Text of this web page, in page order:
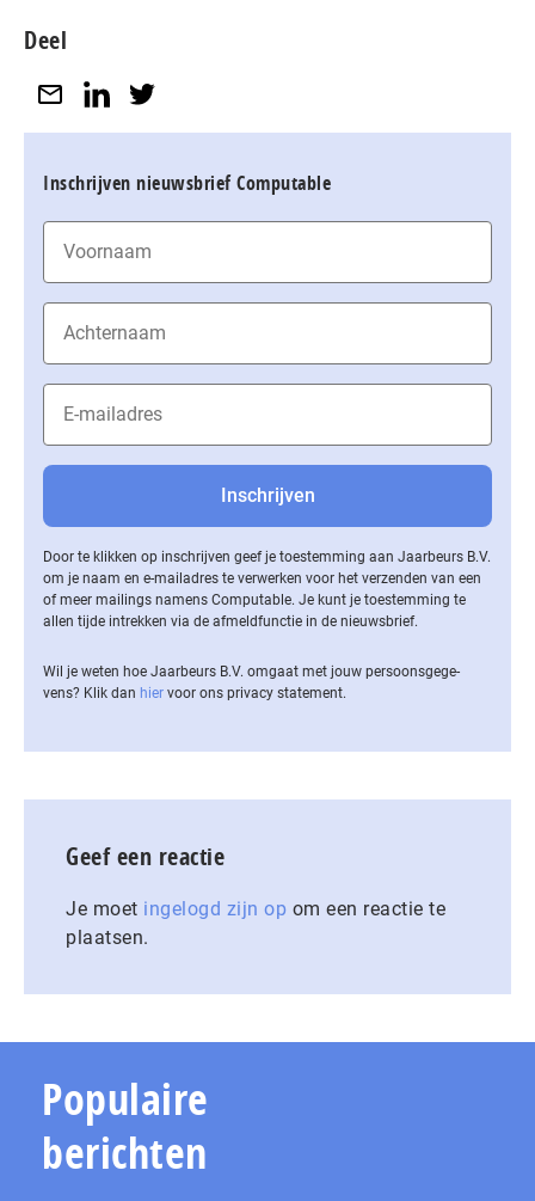
Deel
Inschrijven nieuwsbrief Computable
Door te klikken op inschrijven geef je toestemming aan Jaarbeurs B.V.
om je naam en e-mailadres te verwerken voor het verzenden van een
of meer mailings namens Computable. Je kunt je toestemming te
allen tijde intrekken via de af­meld­func­tie in de nieuwsbrief.
Wil je weten hoe Jaarbeurs B.V. omgaat met jouw per­soons­ge­ge­
vens? Klik dan hier voor ons privacy statement.
Geef een reactie
Je moet ingelogd zijn op om een reactie te
plaatsen.
Populaire
berichten